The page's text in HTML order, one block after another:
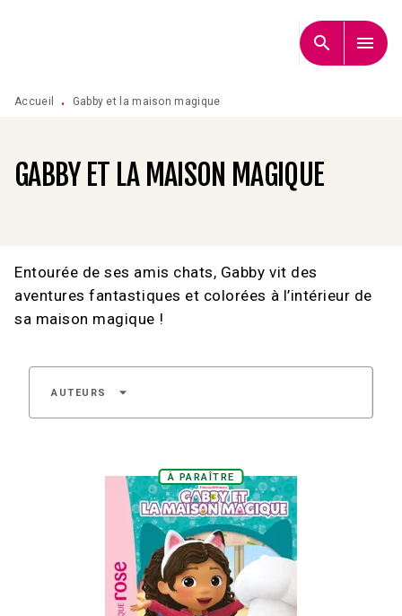
search menu
Accueil • Gabby et la maison magique
GABBY ET LA MAISON MAGIQUE
Entourée de ses amis chats, Gabby vit des
aventures fantastiques et colorées à l’intérieur de
sa maison magique !
AUTEURS arrow_drop_down
À PARAÎTRE